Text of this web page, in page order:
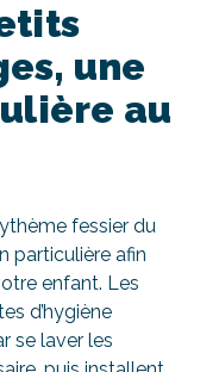
une
au
fessier du
particulière afin
enfant. Les
d’hygiène
se laver les